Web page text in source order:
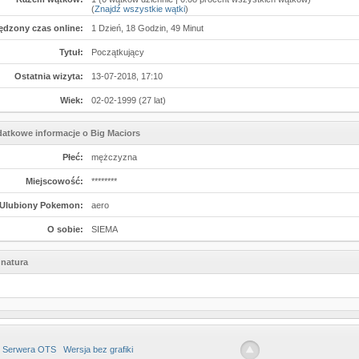
(Znajdź wszystkie wątki)
czas online:
1 Dzień, 18 Godzin, 49 Minut
Tytuł: Początkujący
Ostatnia wizyta: 13-07-2018, 17:10
Wiek: 02-02-1999 (27 lat)
informacje o Big Maciors
Płeć: mężczyzna
Miejscowość: ********
Ulubiony Pokemon: aero
O sobie: SIEMA
Serwera OTS Wersja bez grafiki